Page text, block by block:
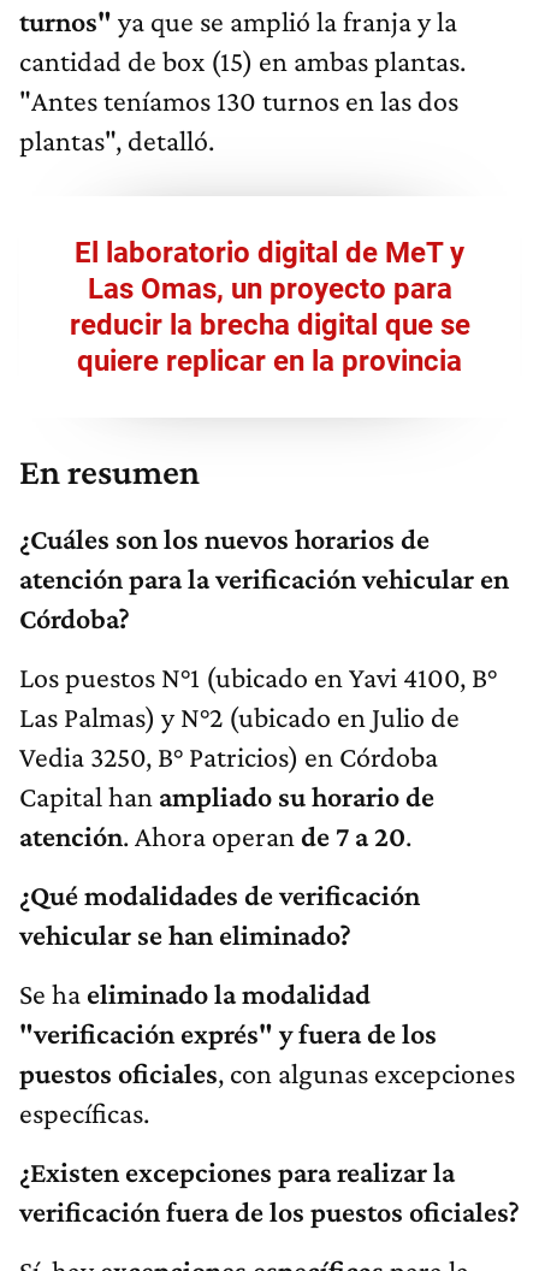
turnos" ya que se amplió la franja y la
cantidad de box (15) en ambas plantas.
"Antes teníamos 130 turnos en las dos
plantas", detalló.
El laboratorio digital de MeT y
Las Omas, un proyecto para
reducir la brecha digital que se
quiere replicar en la provincia
En resumen
¿Cuáles son los nuevos horarios de
atención para la verificación vehicular en
Córdoba?
Los puestos N°1 (ubicado en Yavi 4100, B°
Las Palmas) y N°2 (ubicado en Julio de
Vedia 3250, B° Patricios) en Córdoba
Capital han ampliado su horario de
atención. Ahora operan de 7 a 20.
¿Qué modalidades de verificación
vehicular se han eliminado?
Se ha eliminado la modalidad
"verificación exprés" yfuera de los
puestos oficiales, con algunas excepciones
específicas.
¿Existen excepciones para realizar la
verificación fuera de los puestos oficiales?